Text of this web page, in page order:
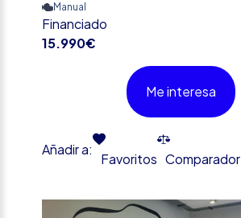
Manual
Financiado
15.990€
Me interesa
Añadir a:
Favoritos Comparador